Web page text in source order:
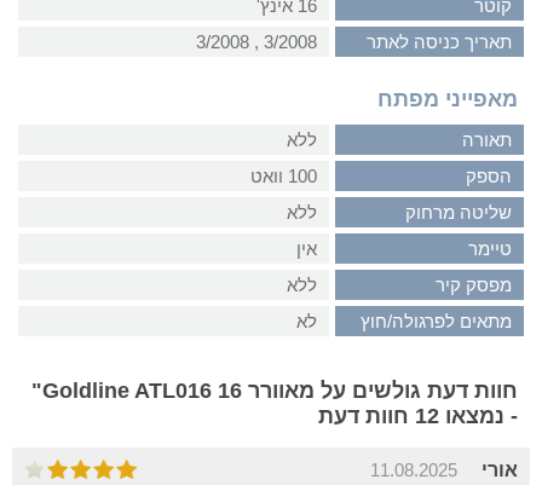
קוטר
16 אינץ'
תאריך כניסה לאתר
3/2008‏ , ‏3/2008
מאפייני מפתח
תאורה
ללא
הספק
100 וואט
שליטה מרחוק
ללא
טיימר
אין
מפסק קיר
ללא
מתאים לפרגולה/חוץ
לא
חוות דעת גולשים על מאוורר Goldline ATL016 16"
- נמצאו 12 חוות דעת
אורי 11.08.2025